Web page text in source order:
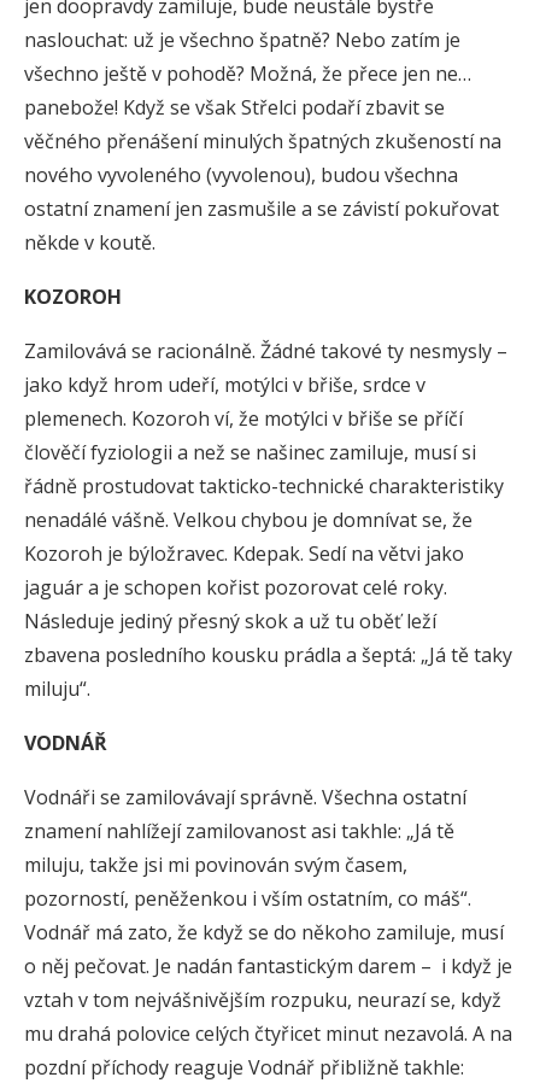
jen doopravdy zamiluje, bude neustále bystře
naslouchat: už je všechno špatně? Nebo zatím je
všechno ještě v pohodě? Možná, že přece jen ne…
panebože! Když se však Střelci podaří zbavit se
věčného přenášení minulých špatných zkušeností na
nového vyvoleného (vyvolenou), budou všechna
ostatní znamení jen zasmušile a se závistí pokuřovat
někde v koutě.
KOZOROH
Zamilovává se racionálně. Žádné takové ty nesmysly –
jako když hrom udeří, motýlci v břiše, srdce v
plemenech. Kozoroh ví, že motýlci v břiše se příčí
člověčí fyziologii a než se našinec zamiluje, musí si
řádně prostudovat takticko-technické charakteristiky
nenadálé vášně. Velkou chybou je domnívat se, že
Kozoroh je býložravec. Kdepak. Sedí na větvi jako
jaguár a je schopen kořist pozorovat celé roky.
Následuje jediný přesný skok a už tu oběť leží
zbavena posledního kousku prádla a šeptá: „Já tě taky
miluju“.
VODNÁŘ
Vodnáři se zamilovávají správně. Všechna ostatní
znamení nahlížejí zamilovanost asi takhle: „Já tě
miluju, takže jsi mi povinován svým časem,
pozorností, peněženkou i vším ostatním, co máš“.
Vodnář má zato, že když se do někoho zamiluje, musí
o něj pečovat. Je nadán fantastickým darem – i když je
vztah v tom nejvášnivějším rozpuku, neurazí se, když
mu drahá polovice celých čtyřicet minut nezavolá. A na
pozdní příchody reaguje Vodnář přibližně takhle: